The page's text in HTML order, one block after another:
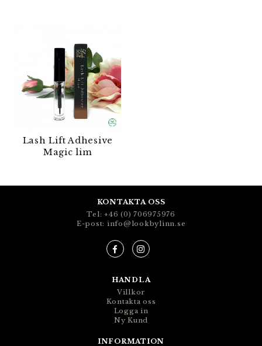
Lash Lift Adhesive
Magic lim
KONTAKTA OSS
Tel: +46 (0) 706975976
E-post: info@lookbylinn.se
HANDLA
Villkor
Kontakta oss
Logga in
Ny Kund
INFORMATION